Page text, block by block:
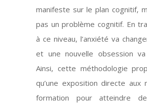
manifeste sur le plan cognitif,
pas un problème cognitif. En
à ce niveau, l’anxiété va
et une nouvelle obsession va
Ainsi, cette méthodologie
qu’une exposition directe aux
formation pour atteindre